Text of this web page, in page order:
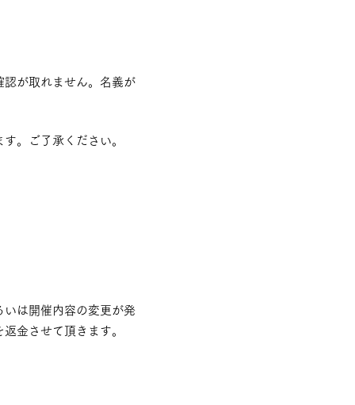
認が取れません。名義が
。ご了承ください。
いは開催内容の変更が発
金させて頂きます。